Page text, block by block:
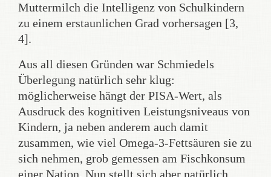
Muttermilch die Intelligenz von Schulkindern
zu einem erstaunlichen Grad vorhersagen [3,
4].
Aus all diesen Gründen war Schmiedels
Überlegung natürlich sehr klug:
möglicherweise hängt der PISA-Wert, als
Ausdruck des kognitiven Leistungsniveaus von
Kindern, ja neben anderem auch damit
zusammen, wie viel Omega-3-Fettsäuren sie zu
sich nehmen, grob gemessen am Fischkonsum
einer Nation. Nun stellt sich aber natürlich